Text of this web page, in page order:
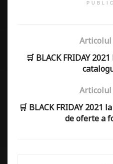
🛒 BLACK FRIDAY
🛒 BLACK FRIDAY 2021
de oferte a